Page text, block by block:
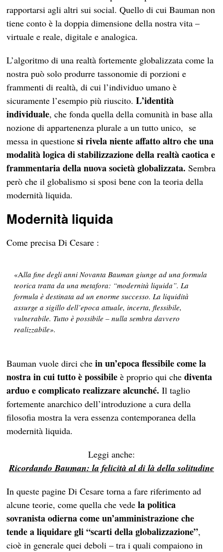
rapportarsi agli altri sui social. Quello di cui Bauman non
tiene conto è la doppia dimensione della nostra vita –
virtuale e reale, digitale e analogica.
L’algoritmo di una realtà fortemente globalizzata come la
nostra può solo produrre tassonomie di porzioni e
frammenti di realtà, di cui l’individuo umano è
sicuramente l’esempio più riuscito.L’identità
individuale, che fonda quella della comunità in base alla
nozione di appartenenza plurale a un tutto unico, se
messa in questionesi rivela niente affatto altro che una
modalità logica di stabilizzazione della realtà caotica e
frammentaria della nuova società globalizzata. Sembra
però che il globalismo si sposi bene con la teoria della
modernità liquida.
Modernità liquida
Come precisa Di Cesare :
«Alla fine degli anni Novanta Bauman giunge ad una formula
teorica tratta da una metafora: “modernità liquida”. La
formula è destinata ad un enorme successo. La liquidità
assurge a sigillo dell’epoca attuale, incerta, flessibile,
vulnerabile. Tutto è possibile – nulla sembra davvero
realizzabile».
Bauman vuole dirci chein un’epoca flessibile come la
nostra in cui tutto è possibileè proprio qui chediventa
arduo e complicato realizzare alcunché. Il taglio
fortemente anarchico dell’introduzione a cura della
filosofia mostra la vera essenza contemporanea della
modernità liquida.
Leggi anche:
Ricordando Bauman: la felicità al di là della solitudine
In queste pagine Di Cesare torna a fare riferimento ad
alcune teorie, come quella che vedela politica
sovranista odierna come un’amministrazione che
tende a liquidare gli “scarti della globalizzazione”,
cioè in generale quei deboli – tra i quali compaiono in